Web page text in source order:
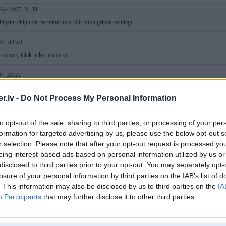
- Do Not Process My Personal Information
opt-out of the sale, sharing to third parties, or processing of your
for targeted advertising by us, please use the below opt-out
selection. Please note that after your opt-out request is processed
interest-based ads based on personal information utilized by us
to third parties prior to your opt-out. You may separately
of your personal information by third parties on the IAB’s list of
This information may also be disclosed by us to third parties on the
Participants that may further disclose it to other third parties.
2007, 11:38
chipu vai ne tomer to s 700 km/h gribas sasniegt
09:19
zemes, talak neko neatceros
22:21
vismaz 350 DD
2007, 21:28
ka fanibojs ar maskacha darinatuchiganu chipu ir spejigs no e65 745 izpiezt 318 km/h
15:41
15:17